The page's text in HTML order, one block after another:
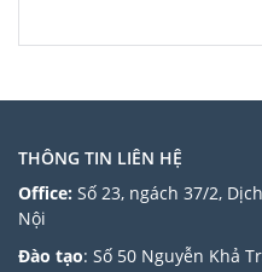
THÔNG TIN LIÊN HỆ
Office: Số 23, ngách 37/2,
Nội
Đào tạo: Số 50 Nguyễn Khả